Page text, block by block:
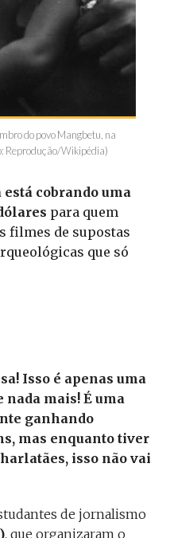
do povo Mangbetu, na
Reprodução/Wikipédia)
está cobrando uma
para quem
filmes de supostas
que só
Isso é apenas uma
nada mais! É uma
ganhando
mas enquanto tiver
isso não vai
de jornalismo
, que organizaram o